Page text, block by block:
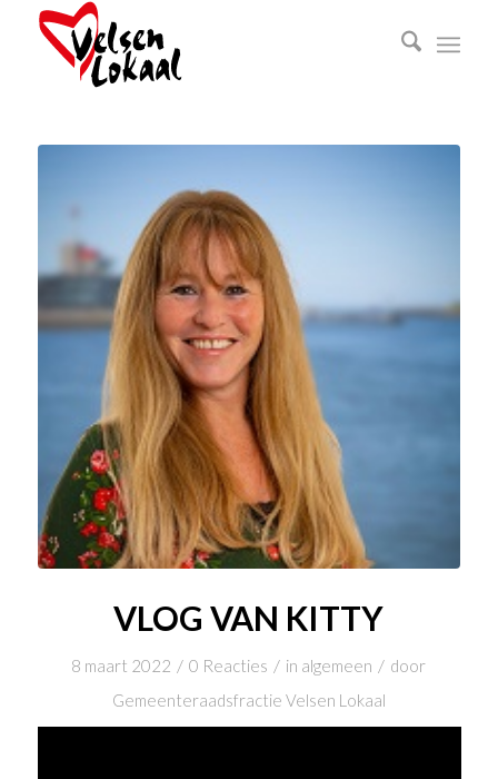
VLOG VAN KITTY
8 maart 2022 / 0 Reacties / in algemeen / door
Gemeenteraadsfractie Velsen Lokaal